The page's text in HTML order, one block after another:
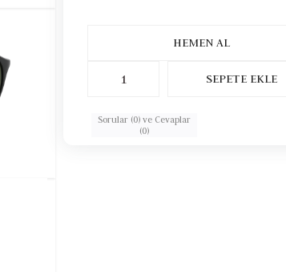
Sorular (0) ve Cevaplar
(0)